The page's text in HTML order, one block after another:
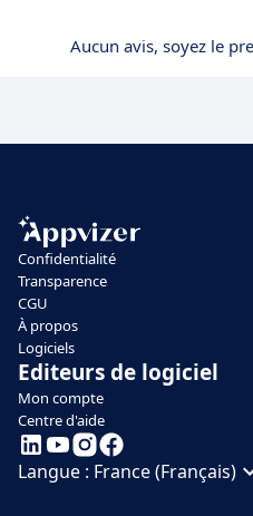
Aucun avis, soyez le
Confidentialité
Transparence
CGU
À propos
Logiciels
Editeurs de logiciel
Mon compte
Centre d'aide
Langue : France (Français)